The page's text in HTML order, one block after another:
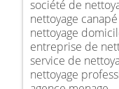
société de
nettoyage
nettoyage
entreprise de
service de
nettoyage